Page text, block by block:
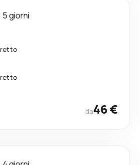
5 giorni
da46 €